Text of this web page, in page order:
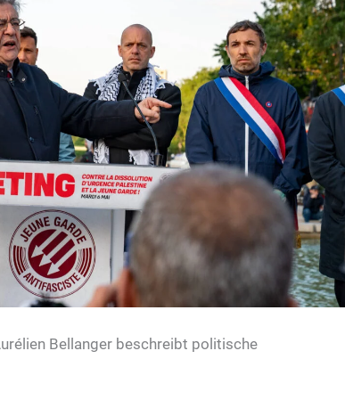
Bellanger beschreibt politische